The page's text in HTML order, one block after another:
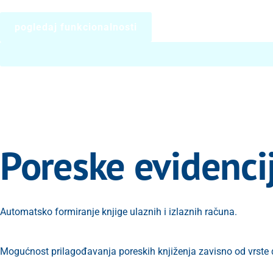
pogledaj funkcionalnosti
Poreske
Automatsko formiranje knjige ulaznih i izlaznih računa.
Mogućnost prilagođavanja poreskih knjiženja zavisno od vrste